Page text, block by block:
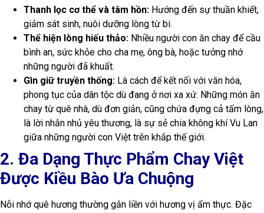
Thanh lọc cơ thể và tâm hồn: Hướng đến sự thuần khiết,
giảm sát sinh, nuôi dưỡng lòng từ bi.
Thể hiện lòng hiếu thảo: Nhiều người con ăn chay để cầu
bình an, sức khỏe cho cha mẹ, ông bà, hoặc tưởng nhớ
những người đã khuất.
Gìn giữ truyền thống: Là cách để kết nối với văn hóa,
phong tục của dân tộc dù đang ở nơi xa xứ. Những món ăn
chay từ quê nhà, dù đơn giản, cũng chứa đựng cả tấm lòng,
là lời nhắn nhủ yêu thương, là sự sẻ chia không khí Vu Lan
giữa những người con Việt trên khắp thế giới.
2. Đa Dạng Thực Phẩm Chay Việt
Được Kiều Bào Ưa Chuộng
Nỗi nhớ quê hương thường gắn liền với hương vị ẩm thực. Đặc